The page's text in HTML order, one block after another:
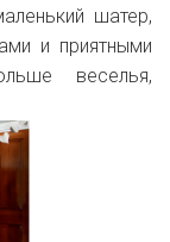
шатер,
и приятными
веселья,